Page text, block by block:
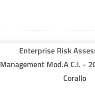
Enterprise Risk
Management Mod.A C.I. -
Corallo